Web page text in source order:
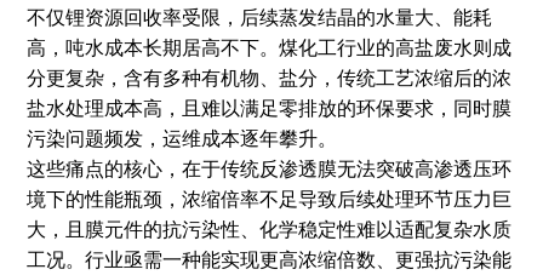
不仅锂资源回收率受限，后续蒸发结晶的水量大、能耗
高，吨水成本长期居高不下。煤化工行业的高盐废水则成
分更复杂，含有多种有机物、盐分，传统工艺浓缩后的浓
盐水处理成本高，且难以满足零排放的环保要求，同时膜
污染问题频发，运维成本逐年攀升。
这些痛点的核心，在于传统反渗透膜无法突破高渗透压环
境下的性能瓶颈，浓缩倍率不足导致后续处理环节压力巨
大，且膜元件的抗污染性、化学稳定性难以适配复杂水质
工况。行业亟需一种能实现更高浓缩倍数、更强抗污染能